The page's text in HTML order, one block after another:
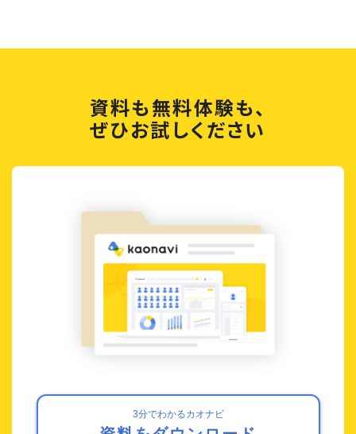
資料も無料体験も、
ぜひお試しください
3分でわかるカオナビ